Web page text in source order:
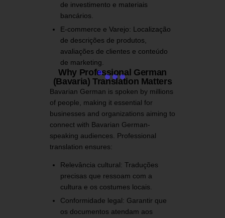
de investimento e materiais
bancários.
E-commerce e Varejo: Localização
de descrições de produtos,
avaliações de clientes e conteúdo
de marketing.
Why Professional German
(Bavaria) Translation Matters
Bavarian German is spoken by millions
of people, making it essential for
businesses and organizations aiming to
connect with Bavarian German-
speaking audiences. Professional
translation ensures:
Relevância cultural: Traduções
precisas que ressoam com a
cultura e os costumes locais.
Conformidade legal: Garantir que
os documentos atendam aos